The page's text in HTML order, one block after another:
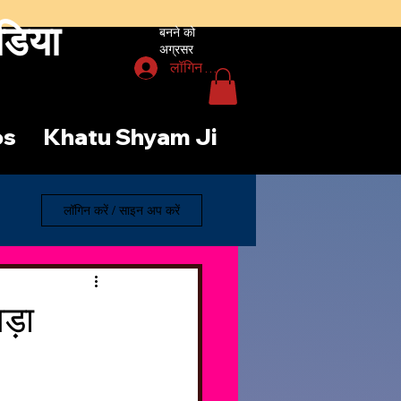
बनने को
अग्रसर
लॉगिन करें
Khatu Shyam Ji
लॉगिन करें / साइन अप करें